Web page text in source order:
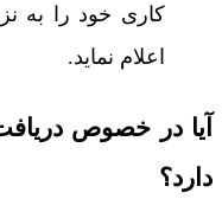
کاری خود را به
اعلام نماید.
آیا در خصوص
دارد؟